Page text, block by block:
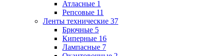
Атласные 1
Репсовые 11
Ленты технические 37
Брючные 5
Киперные 16
Лампасные 7